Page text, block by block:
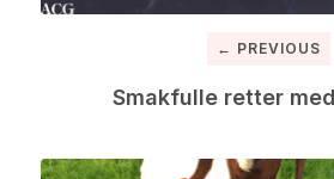
← PREVIOUS
Smakfulle retter